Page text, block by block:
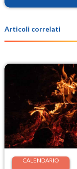
Articoli correlati
CALENDARIO